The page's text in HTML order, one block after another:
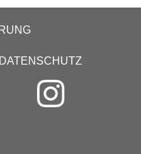
DATENSCHUTZ